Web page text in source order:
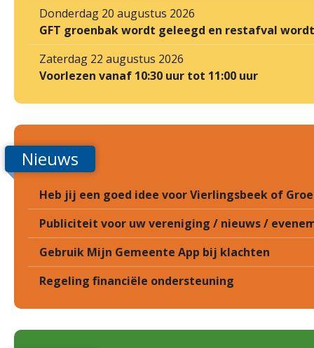
Donderdag 20 augustus 2026
GFT groenbak wordt geleegd en restafval
Zaterdag 22 augustus 2026
Voorlezen vanaf 10:30 uur tot 11:00 uur
Nieuws
Heb jij een goed idee voor Vierlingsbeek of
Publiciteit voor uw vereniging / nieuws /
Gebruik Mijn Gemeente App bij klachten
Regeling financiële ondersteuning